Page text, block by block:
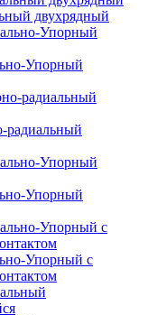
двухрядный
Упорный
Упорный
Упорный с